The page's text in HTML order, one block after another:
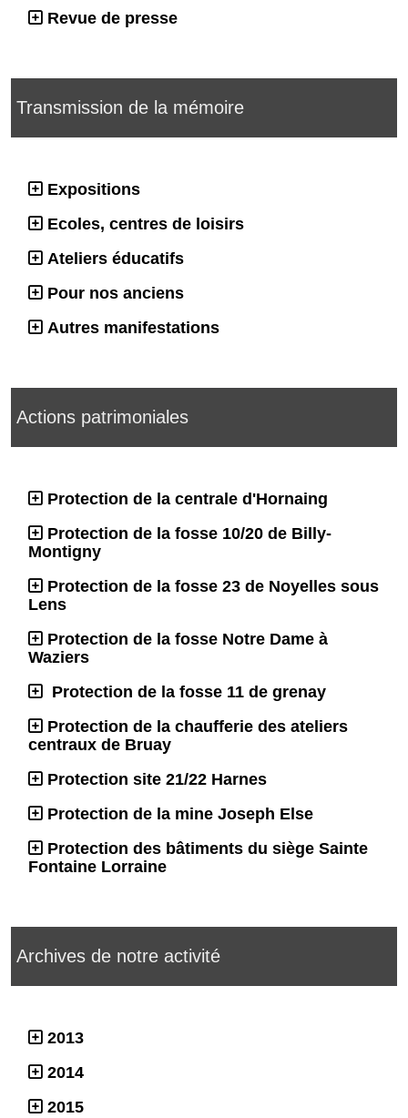
Revue de presse
Transmission de la mémoire
Expositions
Ecoles, centres de loisirs
Ateliers éducatifs
Pour nos anciens
Autres manifestations
Actions patrimoniales
Protection de la centrale d'Hornaing
Protection de la fosse 10/20 de Billy-
Montigny
Protection de la fosse 23 de Noyelles sous
Lens
Protection de la fosse Notre Dame à
Waziers
Protection de la fosse 11 de grenay
Protection de la chaufferie des ateliers
centraux de Bruay
Protection site 21/22 Harnes
Protection de la mine Joseph Else
Protection des bâtiments du siège Sainte
Fontaine Lorraine
Archives de notre activité
2013
2014
2015